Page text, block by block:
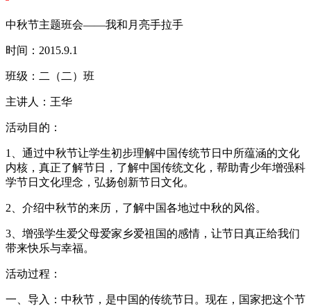
中秋节主题班会——我和月亮手拉手
时间：2015.9.1
班级：二（二）班
主讲人：王华
活动目的：
1、通过中秋节让学生初步理解中国传统节日中所蕴涵的文化
内核，真正了解节日，了解中国传统文化，帮助青少年增强科
学节日文化理念，弘扬创新节日文化。
2、介绍中秋节的来历，了解中国各地过中秋的风俗。
3、增强学生爱父母爱家乡爱祖国的感情，让节日真正给我们
带来快乐与幸福。
活动过程：
一、导入：中秋节，是中国的传统节日。现在，国家把这个节